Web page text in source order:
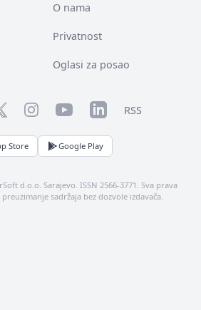
O nama
Privatnost
Oglasi za posao
InstagramYouTubeLinkedInRSS
Store Google Play
d.o.o. Sarajevo. ISSN 2566-3771. Sva prava
sadržaja bez dozvole izdavača.